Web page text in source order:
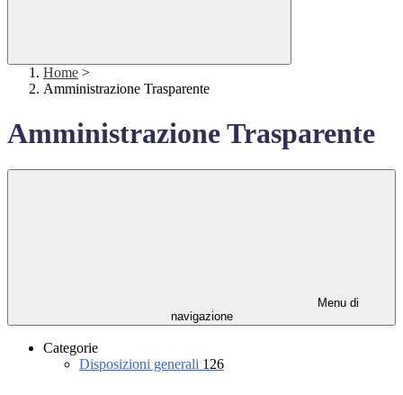
Home >
Amministrazione Trasparente
Amministrazione Trasparente
Menu di
navigazione
Categorie
Disposizioni generali 126